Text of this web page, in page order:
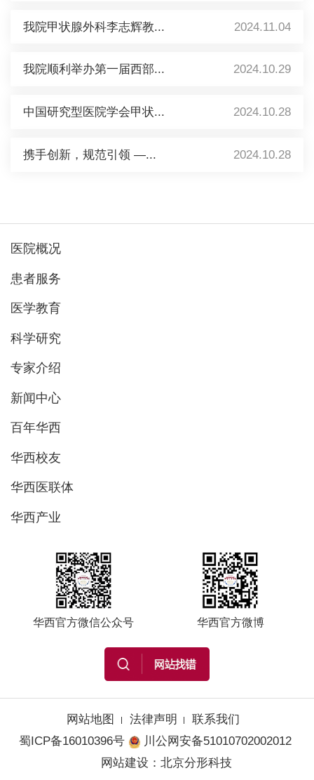
我院甲状腺外科李志辉教... 2024.11.04
我院顺利举办第一届西部... 2024.10.29
中国研究型医院学会甲状... 2024.10.28
携手创新，规范引领 —... 2024.10.28
医院概况
患者服务
医学教育
科学研究
专家介绍
新闻中心
百年华西
华西校友
华西医联体
华西产业
华西官方微信公众号 华西官方微博
网站地图 法律声明
联系我们
蜀ICP备16010396号
川公网安备51010702002012
网站建设 ： 北京分形科技